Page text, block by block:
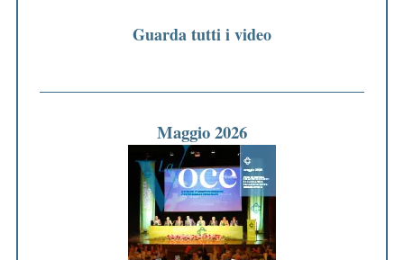
Guarda tutti i video
Maggio 2026